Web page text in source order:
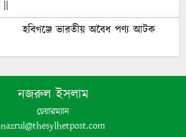
হবিগঞ্জে ভারতীয় অবৈধ পণ্য আটক
নবীগঞ্জে গৃহবধূর ঝুলন্ত মরদেহ উদ্ধার
পঞ্চগড়ে অপপ্রচার ও চরিত্রহননের
নজরুল ইসলাম
চেয়ারম্যান
nazrul@thesylhetpost.com